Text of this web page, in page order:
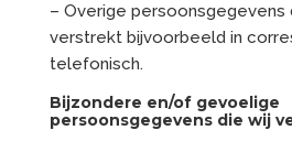
– Overige
verstrekt bijvoorbeeld in
telefonisch.
Bijzondere en/of gevoelige
persoonsgegevens die wij